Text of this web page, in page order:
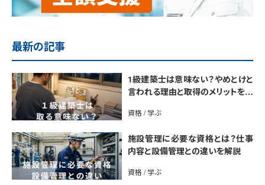
最新の記事
1級建築士は意味ない？やめとけと
言われる理由と取得のメリットを解
資格 / 学ぶ
施設管理に必要な資格とは？仕事
内容と設備管理との違いを解説
資格 / 学ぶ